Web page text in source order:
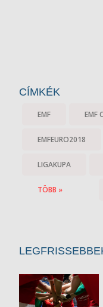
CÍMKÉK
EMF EMF
EMFEURO2018
LIGAKUPA
TÖBB »